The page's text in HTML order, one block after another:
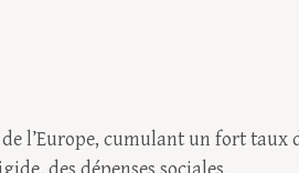
l’Europe, cumulant un fort taux